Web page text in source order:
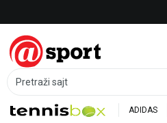
Pretraži sajt
ADIDAS